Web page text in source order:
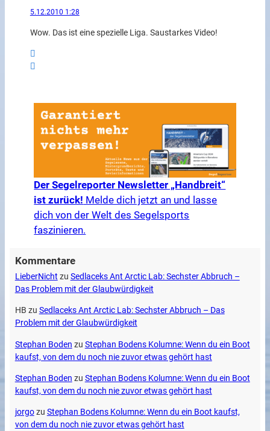
5.12.2010 1:28
Wow. Das ist eine spezielle Liga. Saustarkes Video!
Der Segelreporter Newsletter „Handbreit“
ist zurück! Melde dich jetzt an und lasse
dich von der Welt des Segelsports
faszinieren.
Kommentare
LieberNicht zu Sedlaceks Ant Arctic Lab: Sechster Abbruch –
Das Problem mit der Glaubwürdigkeit
HB zu Sedlaceks Ant Arctic Lab: Sechster Abbruch – Das
Problem mit der Glaubwürdigkeit
Stephan Boden zu Stephan Bodens Kolumne: Wenn du ein Boot
kaufst, von dem du noch nie zuvor etwas gehört hast
Stephan Boden zu Stephan Bodens Kolumne: Wenn du ein Boot
kaufst, von dem du noch nie zuvor etwas gehört hast
jorgozu Stephan Bodens Kolumne: Wenn du ein Boot kaufst,
von dem du noch nie zuvor etwas gehört hast